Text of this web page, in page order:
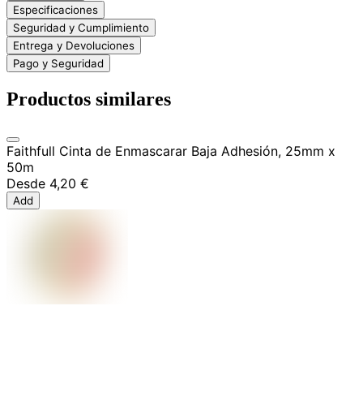
Especificaciones
Seguridad y Cumplimiento
Entrega y Devoluciones
Pago y Seguridad
Productos similares
Faithfull Cinta de Enmascarar Baja Adhesión, 25mm x
50m
Desde 4,20 €
Add